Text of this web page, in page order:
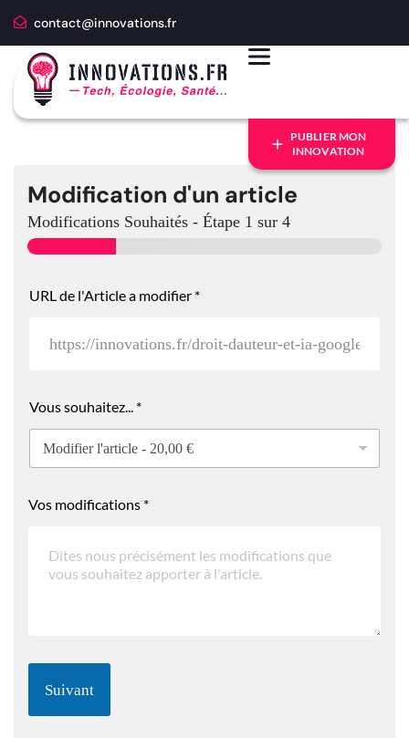
contact@innovations.fr
PUBLIER MON
INNOVATION
Modification d'un article
Modifications Souhaités - Étape 1 sur 4
URL de l'Article a modifier *
Vous souhaitez... *
Vos modifications *
Suivant